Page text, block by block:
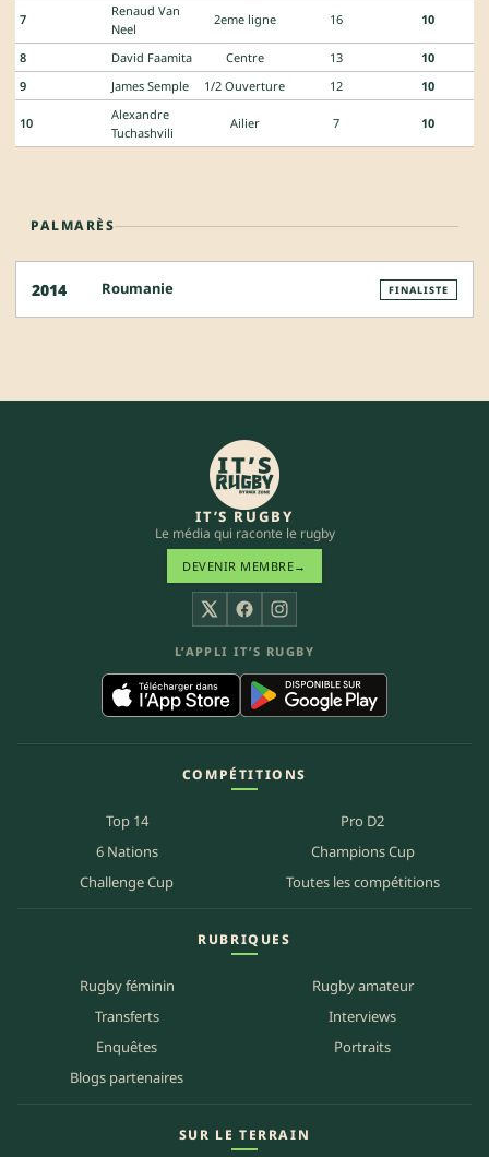
7
Renaud Van
Neel
2eme ligne 16 10
8 David Faamita Centre 13
10
9
James Semple 1/2 Ouverture 12 10
10
Alexandre
Tuchashvili
Ailier 7 10
PALMARÈS
2014 Roumanie FINALISTE
IT’S RUGBY
Le média qui raconte le rugby
DEVENIR MEMBRE→
X FacebookInstagram
L’APPLI IT’S RUGBY
COMPÉTITIONS
Top 14
Pro D2
6 Nations
Champions Cup
Challenge Cup
Toutes les compétitions
RUBRIQUES
Rugby féminin
Rugby amateur
Transferts
Interviews
Enquêtes
Portraits
Blogs partenaires
SUR LE TERRAIN